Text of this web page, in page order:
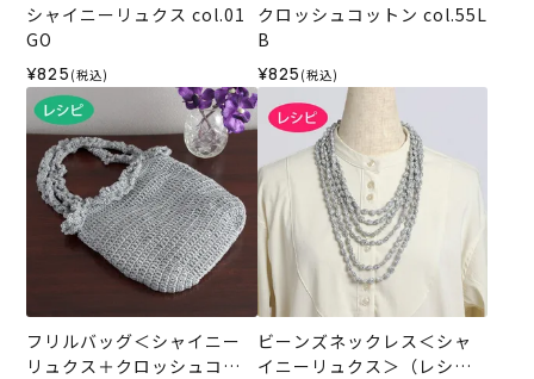
シャイニーリュクス col.01
GO
¥825 (税込)
クロッシュコットン col.55L
B
¥825 (税込)
フリルバッグ＜シャイニー
リュクス＋クロッシュコッ
ビーンズネックレス＜シャ
イニーリュクス＞（レシ